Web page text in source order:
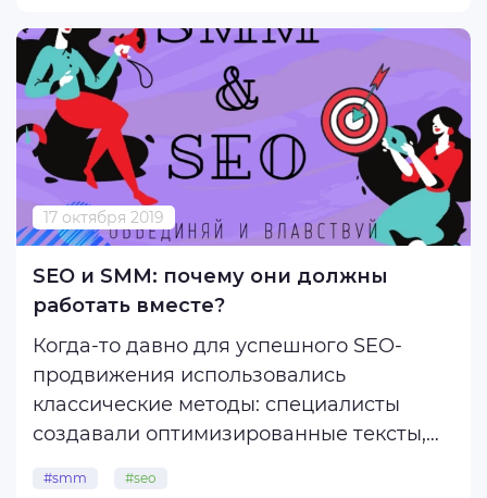
Методология рейтинга проста: чем
больше сайтов зафиксировано на
конкретной CMS и чем выше их ИКС ...
17 октября 2019
SEO и SMM: почему они должны
работать вместе?
Когда-то давно для успешного SEO-
продвижения использовались
классические методы: специалисты
создавали оптимизированные тексты,
#smm #seo